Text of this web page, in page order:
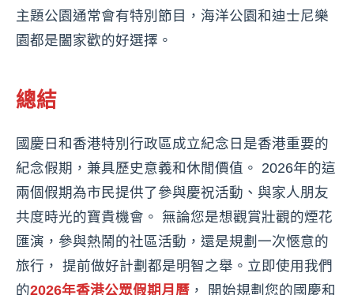
主題公園通常會有特別節目，海洋公園和迪士尼樂
園都是闔家歡的好選擇。
總結
國慶日和香港特別行政區成立紀念日是香港重要的
紀念假期，兼具歷史意義和休閒價值。 2026年的這
兩個假期為市民提供了參與慶祝活動、與家人朋友
共度時光的寶貴機會。 無論您是想觀賞壯觀的煙花
匯演，參與熱鬧的社區活動，還是規劃一次愜意的
旅行， 提前做好計劃都是明智之舉。立即使用我們
的2026年香港公眾假期月曆 ， 開始規劃您的國慶和